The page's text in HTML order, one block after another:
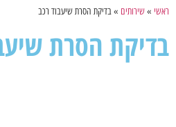
ראשי »שירותים » בדיקת הסרת שיעבוד רכב
בדיקת הסרת